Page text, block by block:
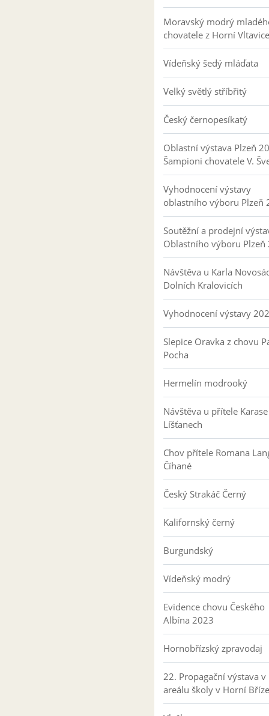
Moravský modrý
chovatele z Horní Vltavice
Vídeňský šedý mláďata
Velký světlý stříbřitý
Český černopesíkatý
Oblastní výstava Plzeň
Šampioni chovatele V.
Vyhodnocení výstavy
oblastního výboru Plzeň
Soutěžní a prodejní
Oblastního výboru Plzeň
Návštěva u Karla
Dolních Kralovicích
Vyhodnocení výstavy
Slepice Oravka z chovu
Pocha
Hermelín modrooký
Návštěva u přítele
Líšťanech
Chov přítele Romana
Číhané
Český Strakáč Černý
Kalifornský černý
Burgundský
Vídeňský modrý
Evidence chovu Českého
Albína 2023
Hornobřízský zpravodaj
22. Propagační výstava v
areálu školy v Horní Bříze